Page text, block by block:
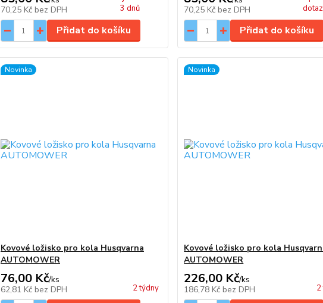
70,25 Kč bez DPH
3 dnů
Přidat do košíku
70,25 Kč bez DPH
dotaz
Přidat do košíku
Novinka
Kovové ložisko pro kola Husqvarna
AUTOMOWER
76,00 Kč/ks
62,81 Kč bez DPH 2 týdny
Novinka
Kovové ložisko pro kola
AUTOMOWER
226,00 Kč/ks
186,78 Kč bez DPH